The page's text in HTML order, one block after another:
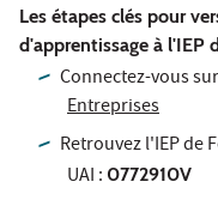
Les étapes clés pour
d'apprentissage à l'IEP
Connectez-vous
Entreprises
Retrouvez l'IEP de
UAI : 0772910V